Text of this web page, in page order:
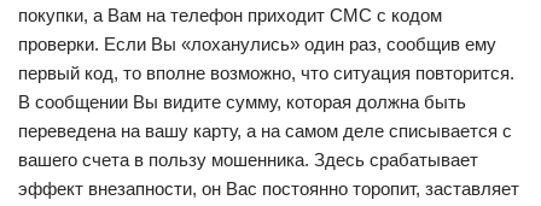
покупки, а Вам на телефон приходит СМС с кодом
проверки. Если Вы «лоханулись» один раз, сообщив ему
первый код, то вполне возможно, что ситуация повторится.
В сообщении Вы видите сумму, которая должна быть
переведена на вашу карту, а на самом деле списывается с
вашего счета в пользу мошенника. Здесь срабатывает
эффект внезапности, он Вас постоянно торопит, заставляет